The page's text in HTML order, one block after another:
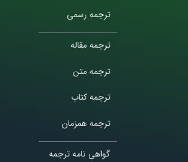
ترجمه رسمی
ترجمه مقاله
ترجمه متن
ترجمه کتاب
ترجمه همزمان
گواهی نامه ترجمه